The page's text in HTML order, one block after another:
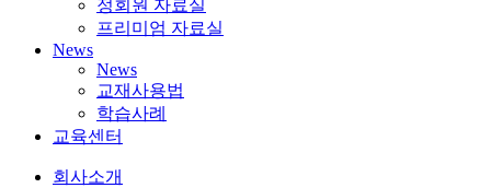
정회원 자료실
프리미엄 자료실
News
News
교재사용법
학습사례
교육센터
회사소개